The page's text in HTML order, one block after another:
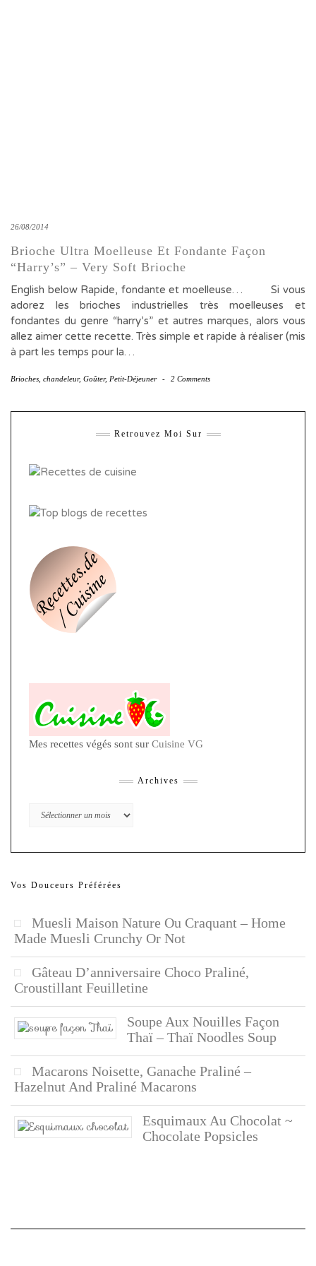
26/08/2014
Brioche Ultra Moelleuse Et Fondante Façon
“harry’s” – Very Soft Brioche
English below Rapide, fondante et moelleuse… Si vous
adorez les brioches industrielles très moelleuses et
fondantes du genre “harry’s” et autres marques, alors vous
allez aimer cette recette. Très simple et rapide à réaliser (mis
à part les temps pour la…
Brioches chandeleur, Goûter, Petit-Déjeuner - 2 Comments
Retrouvez Moi Sur
Mes recettes végés sont sur Cuisine VG
Archives
Archives
Vos Douceurs Préférées
Muesli Maison Nature Ou Craquant – Home
Made Muesli Crunchy Or Not
Gâteau D’anniversaire Choco Praliné,
Croustillant Feuilletine
Soupe Aux Nouilles Façon
Thaï – Thaï Noodles Soup
Macarons Noisette, Ganache Praliné –
Hazelnut And Praliné Macarons
Esquimaux Au Chocolat ~
Chocolate Popsicles